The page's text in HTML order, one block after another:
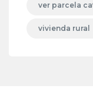
ver parcela
vivienda rural